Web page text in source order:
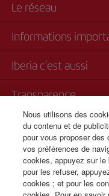
Le réseau
Informations
Iberia c'est aussi
Transparence
Vente par téléphone
+1 833 826
Du lundi au dimanche, de
CSP - Customer Service Plan
TARMAC - Tarmac Delay
IB General Rules & Tariff Canada
Nous utilisons des
du contenu et de
pour vous proposer
vos préférences de
cookies, appuyez sur
pour les refuser,
cookies ; et pour les